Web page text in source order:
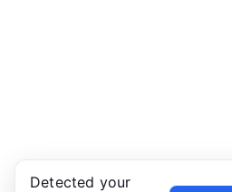
Detected your